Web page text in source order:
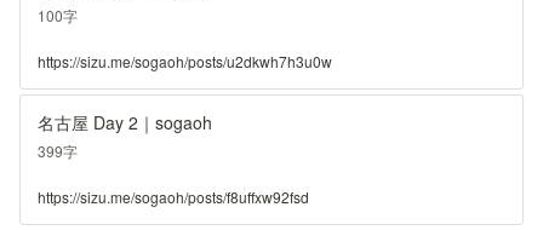
100字
https://sizu.me/sogaoh/posts/u2dkwh7h3u0w
名古屋 Day 2｜sogaoh
399字
https://sizu.me/sogaoh/posts/f8uffxw92fsd